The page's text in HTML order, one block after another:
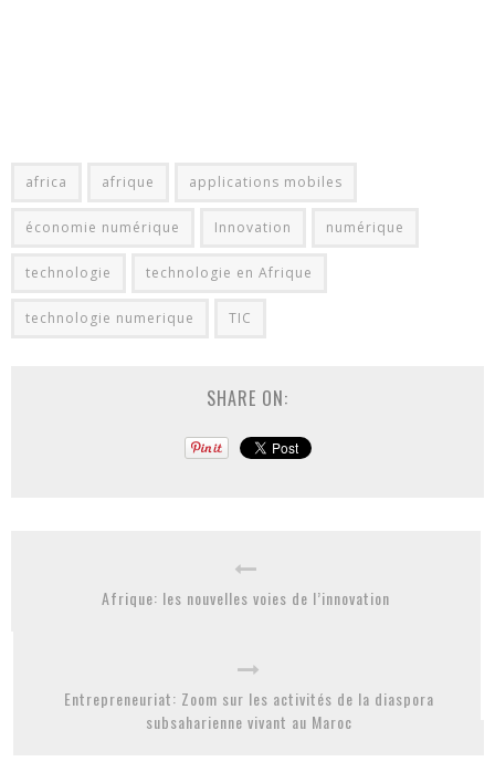
africa afrique applications mobiles
économie numérique Innovation numérique
technologie technologie en Afrique
technologie numerique TIC
SHARE ON:
Afrique: les nouvelles voies de l’innovation
Entrepreneuriat: Zoom sur les activités de la diaspora
subsaharienne vivant au Maroc